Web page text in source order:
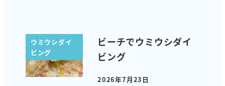
ウミウシダイ
ビング
ビーチでウミウシダイ
ビング
投稿日
2026年7月23日